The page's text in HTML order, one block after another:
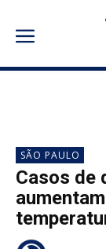
SÃO PAULO
Casos de